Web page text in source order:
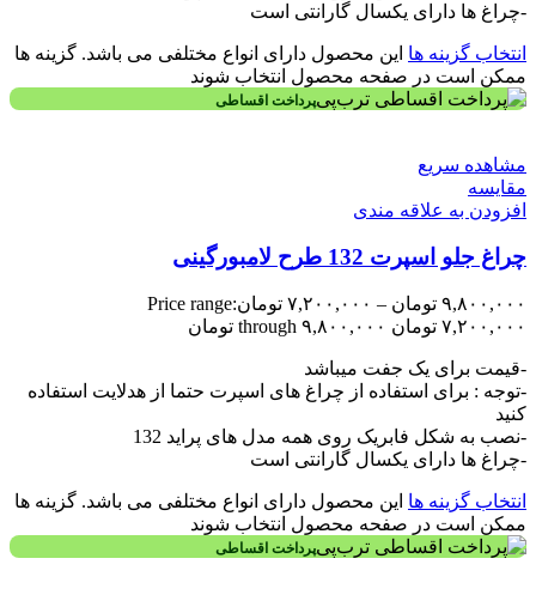
-چراغ ها دارای یکسال گارانتی است
انتخاب گزینه ها این محصول دارای انواع مختلفی می باشد. گزینه ها
ممکن است در صفحه محصول انتخاب شوند
پرداخت اقساطی
مشاهده سریع
مقایسه
افزودن به علاقه مندی
چراغ جلو اسپرت 132 طرح لامبورگینی
۹,۸۰۰,۰۰۰ تومان – ۷,۲۰۰,۰۰۰ تومانPrice range:
۷,۲۰۰,۰۰۰ تومان through ۹,۸۰۰,۰۰۰ تومان
-قیمت برای یک جفت میباشد
-توجه : برای استفاده از چراغ های اسپرت حتما از هدلایت استفاده
کنید
-نصب به شکل فابریک روی همه مدل های پراید 132
-چراغ ها دارای یکسال گارانتی است
انتخاب گزینه ها این محصول دارای انواع مختلفی می باشد. گزینه ها
ممکن است در صفحه محصول انتخاب شوند
پرداخت اقساطی